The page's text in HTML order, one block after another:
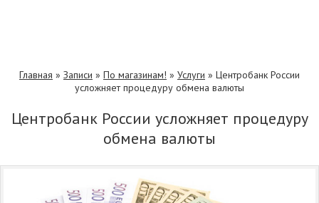
Главная » Записи » По магазинам! » Услуги » Центробанк России
усложняет процедуру обмена валюты
Центробанк России усложняет процедуру
обмена валюты